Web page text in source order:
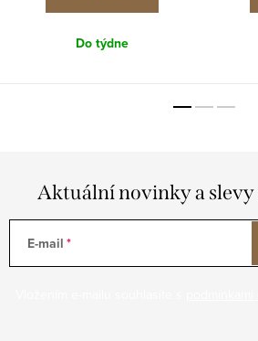
Do týdne
Aktuální novinky a slevy
E-mail